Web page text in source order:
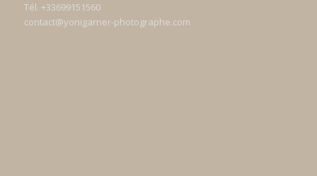
Tél. +33699151560
contact@yonigarner-photographe.com